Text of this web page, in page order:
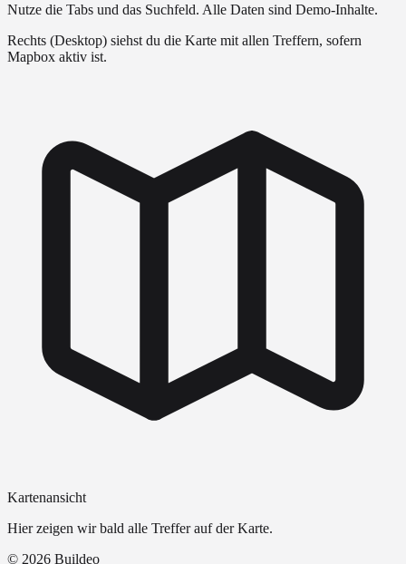
Nutze die Tabs und das Suchfeld. Alle Daten sind Demo-Inhalte.
Rechts (Desktop) siehst du die Karte mit allen Treffern, sofern
Mapbox aktiv ist.
Kartenansicht
Hier zeigen wir bald alle Treffer auf der Karte.
© 2026 Buildeo